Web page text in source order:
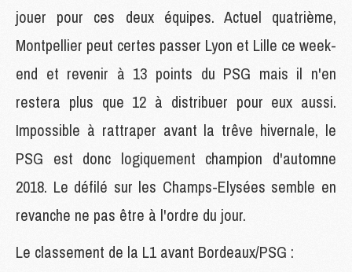
jouer pour ces deux équipes. Actuel quatrième,
Montpellier peut certes passer Lyon et Lille ce week-
end et revenir à 13 points du PSG mais il n'en
restera plus que 12 à distribuer pour eux aussi.
Impossible à rattraper avant la trêve hivernale, le
PSG est donc logiquement champion d'automne
2018. Le défilé sur les Champs-Elysées semble en
revanche ne pas être à l'ordre du jour.
Le classement de la L1 avant Bordeaux/PSG :